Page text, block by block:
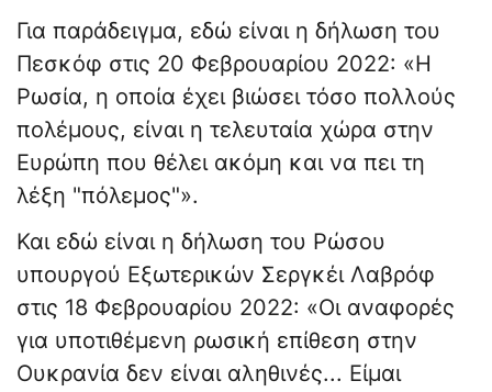
Για παράδειγμα, εδώ είναι η δήλωση του
Πεσκόφ στις 20 Φεβρουαρίου 2022: «Η
Ρωσία, η οποία έχει βιώσει τόσο πολλούς
πολέμους, είναι η τελευταία χώρα στην
Ευρώπη που θέλει ακόμη και να πει τη
λέξη "πόλεμος"».
Και εδώ είναι η δήλωση του Ρώσου
υπουργού Εξωτερικών Σεργκέι Λαβρόφ
στις 18 Φεβρουαρίου 2022: «Οι αναφορές
για υποτιθέμενη ρωσική επίθεση στην
Ουκρανία δεν είναι αληθινές... Είμαι